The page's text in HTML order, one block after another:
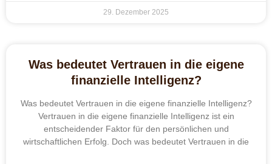
29. Dezember 2025
Was bedeutet Vertrauen in die eigene
finanzielle Intelligenz?
Was bedeutet Vertrauen in die eigene finanzielle Intelligenz?
Vertrauen in die eigene finanzielle Intelligenz ist ein
entscheidender Faktor für den persönlichen und
wirtschaftlichen Erfolg. Doch was bedeutet Vertrauen in die